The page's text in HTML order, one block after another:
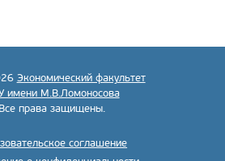
Экономический факультет
имени М.В.Ломоносова
Все права защищены.
соглашение